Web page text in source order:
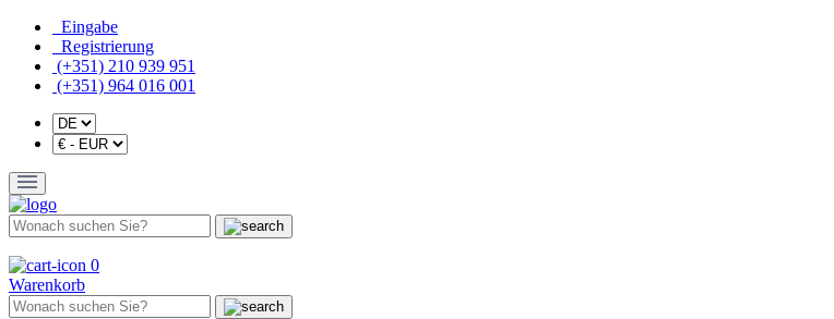
Eingabe
Registrierung
(+351) 210 939 951
(+351) 964 016 001
0
Warenkorb